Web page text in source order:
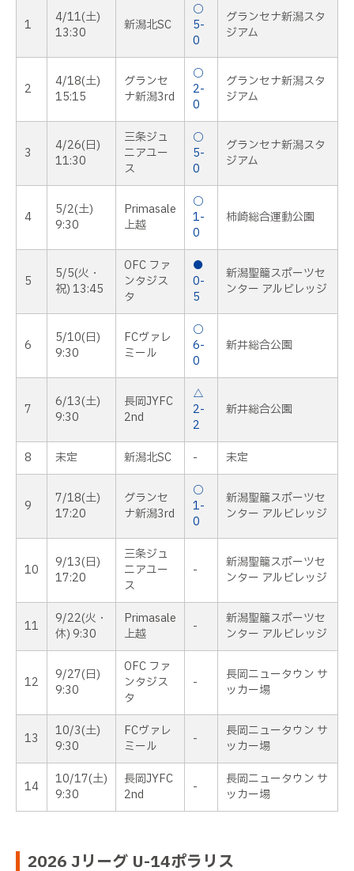
1
4/11(土)
13:30
新潟北SC
○
5-
0
グランセナ新潟スタ
ジアム
2
4/18(土)
15:15
グランセ
ナ新潟3rd
○
2-
0
グランセナ新潟スタ
ジアム
3
4/26(日)
11:30
三条ジュ
ニアユー
ス
○
5-
0
グランセナ新潟スタ
ジアム
4
5/2(土)
9:30
Primasale
上越
○
1-
0
柿崎総合運動公園
5
5/5(火・
祝) 13:45
OFC ファ
ンタジス
タ
●
0-
5
新潟聖籠スポーツセ
ンター アルビレッジ
6
5/10(日)
9:30
FCヴァレ
ミール
○
6-
0
新井総合公園
7
6/13(土)
9:30
長岡JYFC
2nd
△
2-
2
新井総合公園
8 未定 新潟北SC - 未定
9
7/18(土)
17:20
グランセ
ナ新潟3rd
○
1-
0
新潟聖籠スポーツセ
ンター アルビレッジ
10
9/13(日)
17:20
三条ジュ
ニアユー
ス
-
新潟聖籠スポーツセ
ンター アルビレッジ
11
9/22(火・
休) 9:30
Primasale
上越
-
新潟聖籠スポーツセ
ンター アルビレッジ
12
9/27(日)
9:30
OFC ファ
ンタジス
タ
-
長岡ニュータウン サ
ッカー場
13
10/3(土)
9:30
FCヴァレ
ミール
-
長岡ニュータウン サ
ッカー場
14
10/17(土)
9:30
長岡JYFC
2nd
-
長岡ニュータウン サ
ッカー場
2026 Jリーグ U-14ポラリス